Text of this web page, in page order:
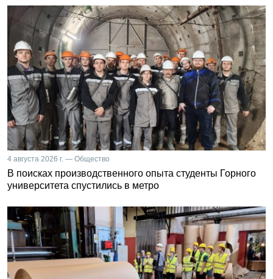
4 августа 2026 г. — Общество
В поисках производственного опыта студенты Горного
университета спустились в метро